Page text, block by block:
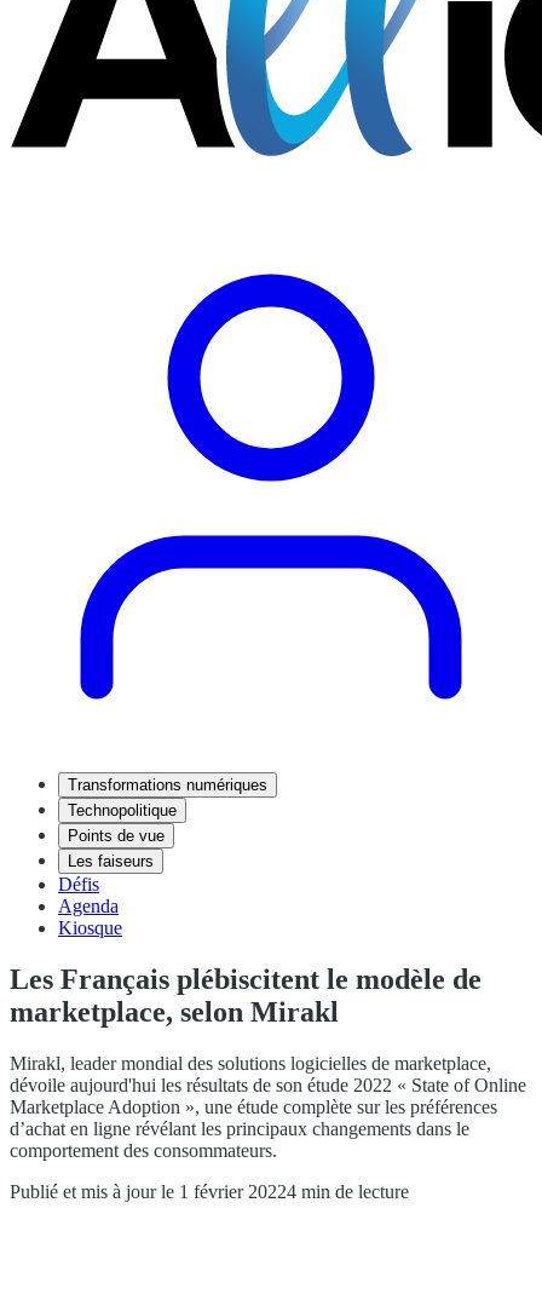
Transformations numériques
Technopolitique
Points de vue
Les faiseurs
Défis
Agenda
Kiosque
Les Français plébiscitent le modèle de
marketplace, selon Mirakl
Mirakl, leader mondial des solutions logicielles de marketplace,
dévoile aujourd'hui les résultats de son étude 2022 « State of Online
Marketplace Adoption », une étude complète sur les préférences
d’achat en ligne révélant les principaux changements dans le
comportement des consommateurs.
Publié et mis à jour le 1 février 20224 min de lecture